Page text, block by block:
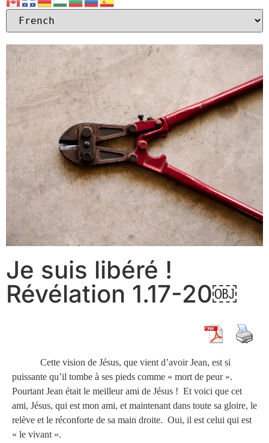
Je suis libéré !
Révélation 1.17-20￼
Cette vision de Jésus, que vient d’avoir Jean, est si
puissante qu’il tombe à ses pieds comme « mort de peur ».
Pourtant Jean était le meilleur ami de Jésus ! Et voici que cet
ami, Jésus, qui est mon ami, et maintenant dans toute sa gloire, le
relève et le réconforte de sa main droite. Oui, il est celui qui est
« le vivant ».